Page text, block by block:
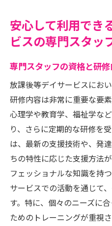
安心して利用でき
ビスの専門スタッ
専門スタッフの資格と研
放課後等デイサービスにお
研修内容は非常に重要な要
心理学や教育学、福祉学な
り、さらに定期的な研修を
は、最新の支援技術や、発
ちの特性に応じた支援方法
フェッショナルな知識を持
サービスでの活動を通じて
す。特に、個々のニーズに
ためのトレーニングが重視